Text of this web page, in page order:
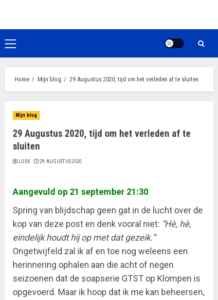
de
inhoudPrimair
menu
Home Mijn blog 29 Augustus 2020, tijd om het verleden af te sluiten
Mijn blog
29 Augustus 2020, tijd om het verleden af te
sluiten
LOEK 29 AUGUSTUS 2020
Aangevuld op 21 september 21:30
Spring van blijdschap geen gat in de lucht over de
kop van deze post en denk vooral niet: “Hè, hè,
eindelijk houdt hij op met dat gezeik.”
Ongetwijfeld zal ik af en toe nog weleens een
herinnering ophalen aan die acht of negen
seizoenen dat de soapserie GTST op Klompen is
opgevoerd. Maar ik hoop dat ik me kan beheersen,